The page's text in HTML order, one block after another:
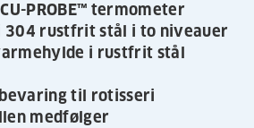
PROBE™ termometer
304 rustfrit stål i to niveauer
i rustfrit stål
til rotisseri
medfølger